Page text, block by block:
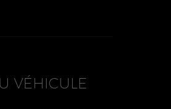
VÉHICULE